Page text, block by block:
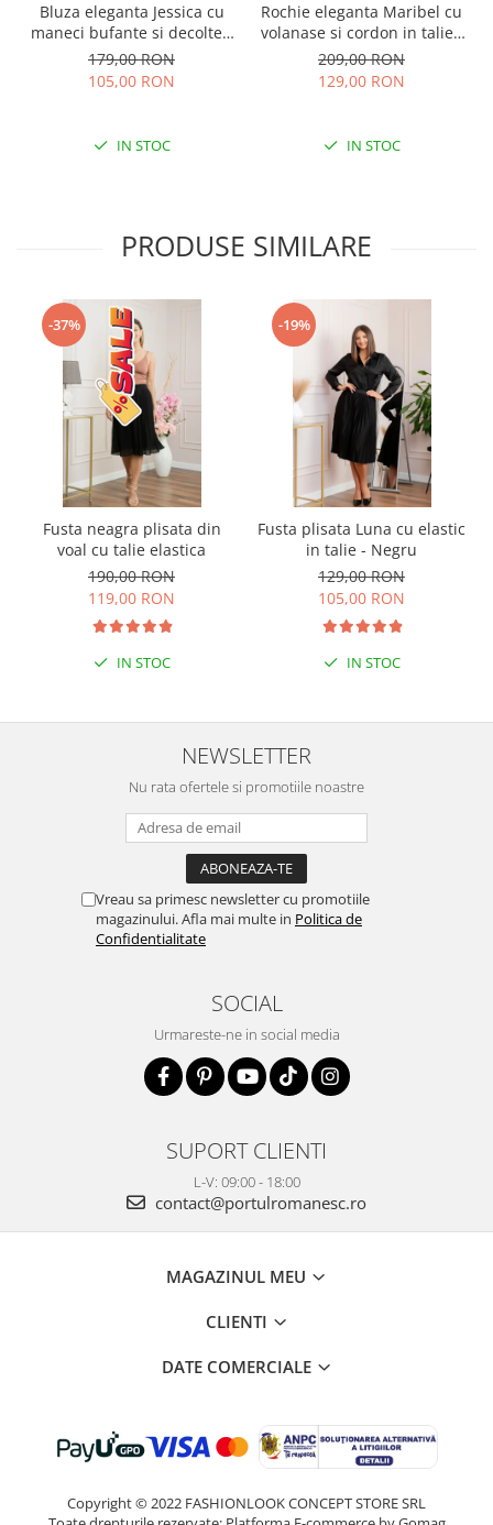
Bluza eleganta Jessica cu
maneci bufante si decolteu
cu funda - Negru
179,00 RON
105,00 RON
IN STOC
Rochie eleganta Maribel cu
volanase si cordon in talie -
Albastru
209,00 RON
129,00 RON
IN STOC
PRODUSE SIMILARE
-37%
Fusta neagra plisata din
voal cu talie elastica
190,00 RON
119,00 RON
IN STOC
-19%
Fusta plisata Luna cu elastic
in talie - Negru
129,00 RON
105,00 RON
IN STOC
NEWSLETTER
Nu rata ofertele si promotiile noastre
Vreau sa primesc newsletter cu promotiile
magazinului. Afla mai multe in Politica de
Confidentialitate
SOCIAL
Urmareste-ne in social media
SUPORT CLIENTI
L-V: 09:00 - 18:00
contact@portulromanesc.ro
MAGAZINUL MEU
CLIENTI
DATE COMERCIALE
Copyright © 2022 FASHIONLOOK CONCEPT STORE SRL